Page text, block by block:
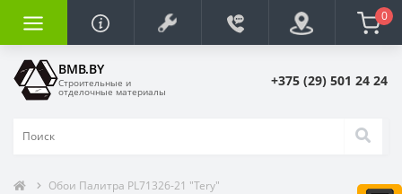
0
BMB.BY
Строительные и
отделочные материалы
+375 (29) 501 24 24
Обои Палитра PL71326-21 "Tery"